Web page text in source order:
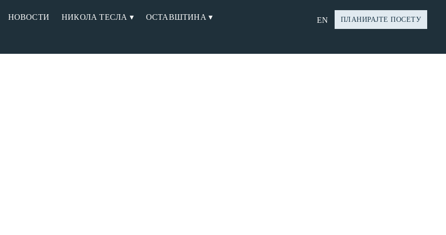
НОВОСТИ НИКОЛА ТЕСЛА ▾ ОСТАВШТИНА ▾ EN ПЛАНИРАЈТЕ ПОСЕТУ